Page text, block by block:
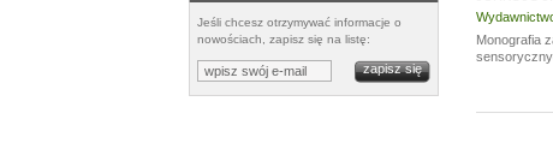
Jeśli chcesz otrzymywać informacje o
nowościach, zapisz się na listę:
Monografia